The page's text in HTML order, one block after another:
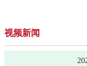
视频新闻